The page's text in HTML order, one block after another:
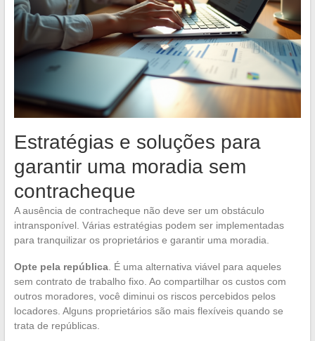
Estratégias e soluções para
garantir uma moradia sem
contracheque
A ausência de contracheque não deve ser um obstáculo
intransponível. Várias estratégias podem ser implementadas
para tranquilizar os proprietários e garantir uma moradia.
Opte pela república. É uma alternativa viável para aqueles
sem contrato de trabalho fixo. Ao compartilhar os custos com
outros moradores, você diminui os riscos percebidos pelos
locadores. Alguns proprietários são mais flexíveis quando se
trata de repúblicas.